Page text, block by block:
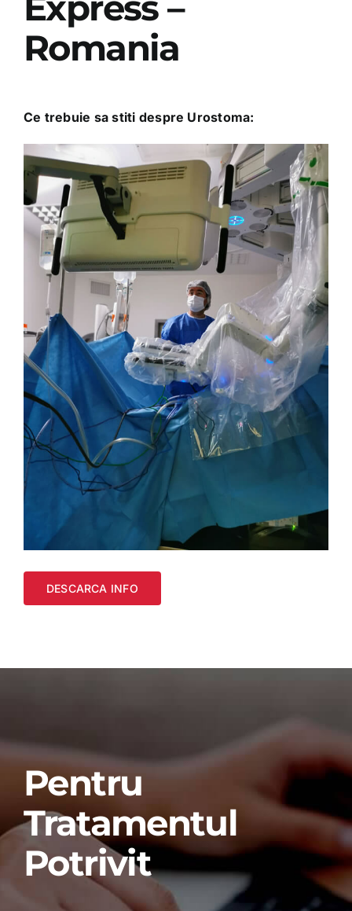
Romania
Ce trebuie sa stiti despre Urostoma:
DESCARCA INFO
Pentru
Tratamentul
Potrivit